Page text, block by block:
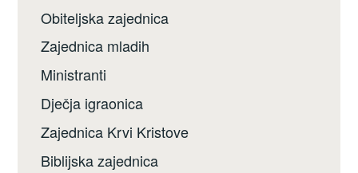
Obiteljska zajednica
Zajednica mladih
Ministranti
Dječja igraonica
Zajednica Krvi Kristove
Biblijska zajednica